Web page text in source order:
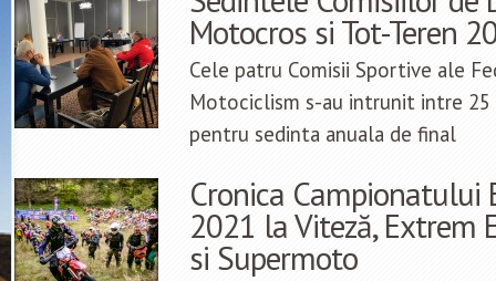
Motocros si Tot-Teren
Cele patru Comisii Sportive ale
Motociclism s-au intrunit intre 25
pentru sedinta anuala de final
Cronica Campionatului
2021 la Viteză, Extrem
si Supermoto